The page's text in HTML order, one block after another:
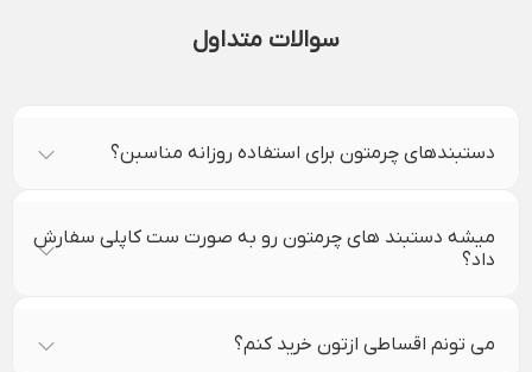
سوالات متداول
دستبندهای چرمتون برای استفاده روزانه مناسبن؟
میشه دستبند های چرمتون رو به صورت ست کاپلی سفارش
داد؟
می تونم اقساطی ازتون خرید کنم؟